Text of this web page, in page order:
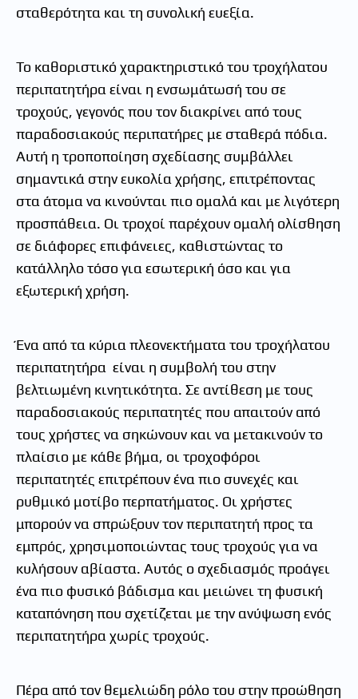
σταθερότητα και τη συνολική ευεξία.
Το καθοριστικό χαρακτηριστικό του τροχήλατου
περιπατητήρα είναι η ενσωμάτωσή του σε
τροχούς, γεγονός που τον διακρίνει από τους
παραδοσιακούς περιπατήρες με σταθερά πόδια.
Αυτή η τροποποίηση σχεδίασης συμβάλλει
σημαντικά στην ευκολία χρήσης, επιτρέποντας
στα άτομα να κινούνται πιο ομαλά και με λιγότερη
προσπάθεια. Οι τροχοί παρέχουν ομαλή ολίσθηση
σε διάφορες επιφάνειες, καθιστώντας το
κατάλληλο τόσο για εσωτερική όσο και για
εξωτερική χρήση.
Ένα από τα κύρια πλεονεκτήματα του τροχήλατου
περιπατητήρα είναι η συμβολή του στην
βελτιωμένη κινητικότητα. Σε αντίθεση με τους
παραδοσιακούς περιπατητές που απαιτούν από
τους χρήστες να σηκώνουν και να μετακινούν το
πλαίσιο με κάθε βήμα, οι τροχοφόροι
περιπατητές επιτρέπουν ένα πιο συνεχές και
ρυθμικό μοτίβο περπατήματος. Οι χρήστες
μπορούν να σπρώξουν τον περιπατητή προς τα
εμπρός, χρησιμοποιώντας τους τροχούς για να
κυλήσουν αβίαστα. Αυτός ο σχεδιασμός προάγει
ένα πιο φυσικό βάδισμα και μειώνει τη φυσική
καταπόνηση που σχετίζεται με την ανύψωση ενός
περιπατητήρα χωρίς τροχούς.
Πέρα από τον θεμελιώδη ρόλο του στην προώθηση